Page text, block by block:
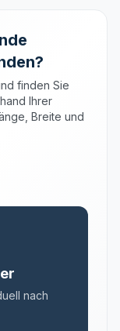
finden Sie
Ihrer
Breite und
nach